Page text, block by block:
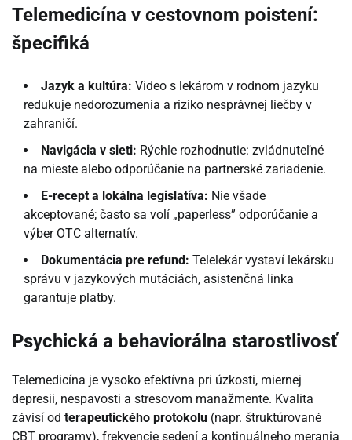
Telemedicína v cestovnom poistení:
špecifiká
Jazyk a kultúra: Video s lekárom v rodnom jazyku
redukuje nedorozumenia a riziko nesprávnej liečby v
zahraničí.
Navigácia v sieti: Rýchle rozhodnutie: zvládnuteľné
na mieste alebo odporúčanie na partnerské zariadenie.
E-recept a lokálna legislatíva: Nie všade
akceptované; často sa volí „paperless” odporúčanie a
výber OTC alternatív.
Dokumentácia pre refund: Telelekár vystaví lekársku
správu v jazykových mutáciách, asistenčná linka
garantuje platby.
Psychická a behaviorálna starostlivosť
Telemedicína je vysoko efektívna pri úzkosti, miernej
depresii, nespavosti a stresovom manažmente. Kvalita
závisí od terapeutického protokolu (napr. štruktúrované
CBT programy), frekvencie sedení a kontinuálneho merania